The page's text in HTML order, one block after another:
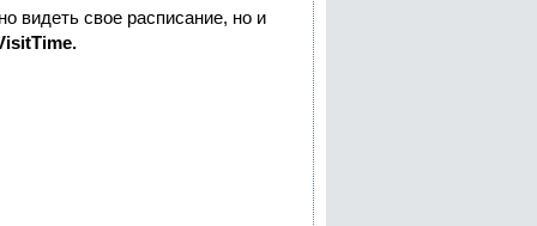
видеть свое расписание, но и